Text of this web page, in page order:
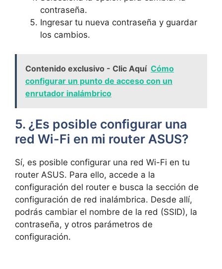
contraseña.
Ingresar tu ​nueva contraseña ‍y ⁣guardar
los cambios.
Contenido exclusivo - Clic Aquí Cómo
configurar un punto de acceso con un
enrutador inalámbrico
5. ¿Es posible ⁣configurar una
red Wi-Fi en mi router ASUS?
Sí, es posible configurar ‍una red Wi-Fi en tu
router ASUS. Para ‍ello,⁢ accede a la
‌configuración del router e ​busca‍ la​ sección de
configuración de red inalámbrica. Desde allí,
podrás‍ cambiar el nombre⁢ de ‍la red (SSID), la
contraseña, y otros parámetros de
⁤configuración.